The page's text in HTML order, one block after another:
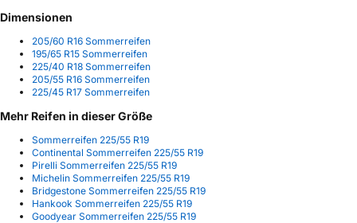
Dimensionen
205/60 R16 Sommerreifen
195/65 R15 Sommerreifen
225/40 R18 Sommerreifen
205/55 R16 Sommerreifen
225/45 R17 Sommerreifen
Mehr Reifen in dieser Größe
Sommerreifen 225/55 R19
Continental Sommerreifen 225/55 R19
Pirelli Sommerreifen 225/55 R19
Michelin Sommerreifen 225/55 R19
Bridgestone Sommerreifen 225/55 R19
Hankook Sommerreifen 225/55 R19
Goodyear Sommerreifen 225/55 R19